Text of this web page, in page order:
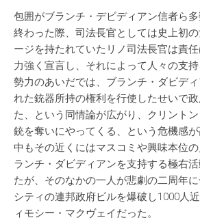
包囲がブランチ・デビディアン信者ら
終わった際、司法長官としては史上初
ージを持たれていたリノ司法長官は責
力強く宣言し、それによって人々の支
勢力のあいだでは、ブランチ・ダビデ
れた銃器所持の権利を行使したせいで
た、という同情論が広がり、クリント
銃を奪いにやってくる、という危機感
中もその近くにはマスコミや興味本位
ランチ・ダビディアンを支持する極右
たが、そのなかの一人が悲劇の二周年
シティの連邦政府ビルを爆破し1000人
ィモシー・マクヴェイだった。